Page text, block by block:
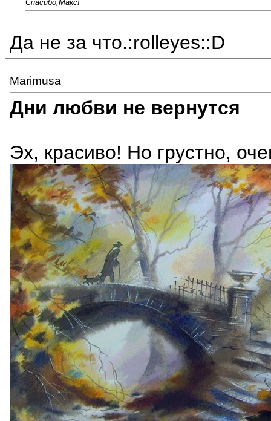
Спасибо,Макс!
Да не за что.:rolleyes::D
Marimusa
Дни любви не вернутся
Эх, красиво! Но грустно,